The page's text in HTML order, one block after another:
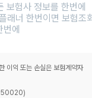
보험사 정보를 한번에
래너 한번이면 보험조
에
이익 또는 손실은 보험계약자